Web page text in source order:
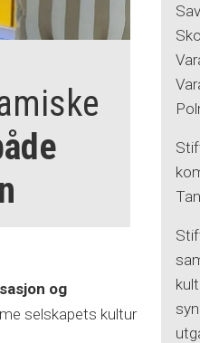
og
selskapets kultur